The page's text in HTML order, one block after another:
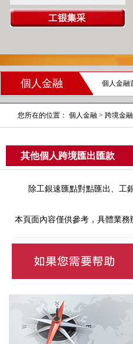
個人金融 個人金融
您所在的位置： 個人金融 > 跨境金融
其他個人跨境匯出匯款
除工銀速匯點對點匯出、工銀
本頁面內容僅供參考，具體業